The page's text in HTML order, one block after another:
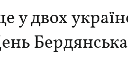
у двох
Бердянська